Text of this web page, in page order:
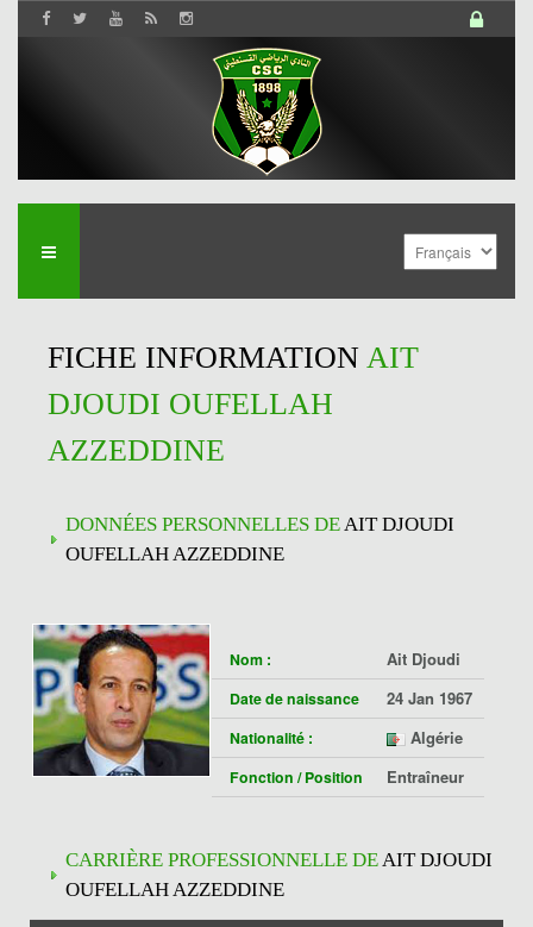
FICHE INFORMATION AIT
DJOUDI OUFELLAH
AZZEDDINE
DONNÉES PERSONNELLES DEAIT DJOUDI
OUFELLAH AZZEDDINE
Nom : Ait Djoudi
Date de naissance 24 Jan 1967
Nationalité : Algérie
Fonction / Position Entraîneur
CARRIÈRE PROFESSIONNELLE DEAIT DJOUDI
OUFELLAH AZZEDDINE